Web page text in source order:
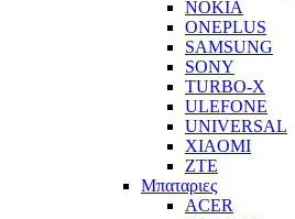
NOKIA
ONEPLUS
SAMSUNG
SONY
TURBO-X
ULEFONE
UNIVERSAL
XIAOMI
ZTE
Μπαταριες
ACER